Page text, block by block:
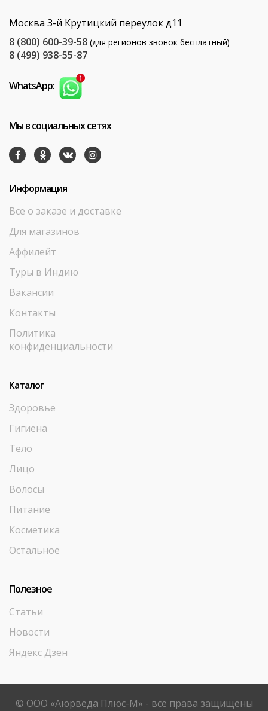
Москва 3-й Крутицкий переулок д11
8 (800) 600-39-58 (для регионов звонок бесплатный)
8 (499) 938-55-87
WhatsApp:
Мы в социальных сетях
Информация
Все о заказе и доставке
Для магазинов
Аффилейт
Туры в Индию
Вакансии
Контакты
Политика
конфиденциальности
Каталог
Здоровье
Гигиена
Тело
Лицо
Волосы
Питание
Косметика
Остальное
Полезное
Статьи
Новости
Яндекс Дзен
© ООО «Аюрведа Плюс-М» - все права защищены